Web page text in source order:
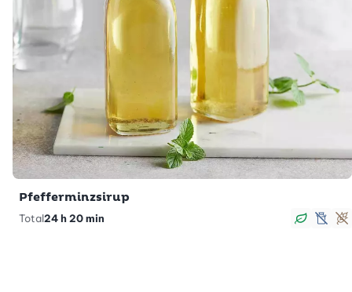
Pfefferminzsirup
Total24 h 20 min
vegan